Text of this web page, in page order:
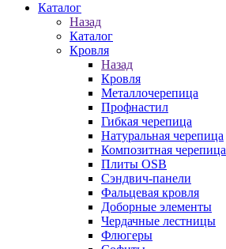
Каталог
Назад
Каталог
Кровля
Назад
Кровля
Металлочерепица
Профнастил
Гибкая черепица
Натуральная черепица
Композитная черепица
Плиты OSB
Сэндвич-панели
Фальцевая кровля
Доборные элементы
Чердачные лестницы
Флюгеры